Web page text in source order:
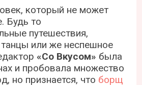
который не может
Будь то
путешествия,
или же неспешное
«Со Вкусом» была
и пробовала множество
но признается, что борщ